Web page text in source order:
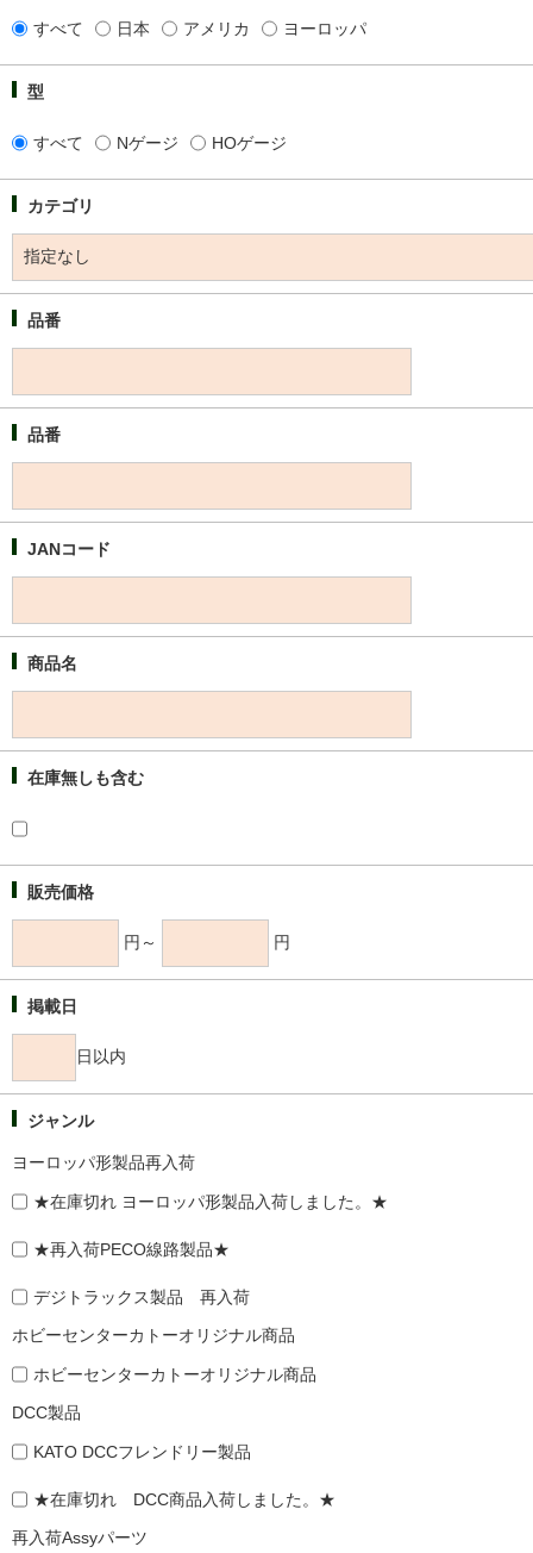
すべて 日本 アメリカ ヨーロッパ
型
すべて Nゲージ HOゲージ
カテゴリ
品番
品番
JANコード
商品名
在庫無しも含む
販売価格
円～ 円
掲載日
日以内
ジャンル
ヨーロッパ形製品再入荷
★在庫切れ ヨーロッパ形製品入荷しました。★
★再入荷PECO線路製品★
デジトラックス製品 再入荷
ホビーセンターカトーオリジナル商品
ホビーセンターカトーオリジナル商品
DCC製品
KATO DCCフレンドリー製品
★在庫切れ DCC商品入荷しました。★
再入荷Assyパーツ